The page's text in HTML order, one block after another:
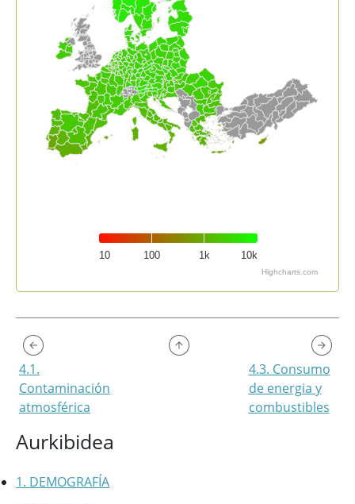
Aurkibidea
1. DEMOGRAFÍA
10 100 1k 10k
Highcharts.com
4.1.
Contaminación
atmosférica
4.3. Consumo
de energia y
combustibles